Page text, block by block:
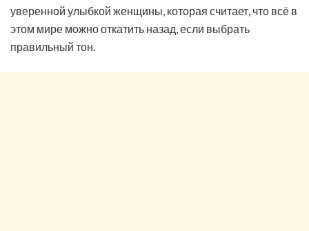
уверенной улыбкой женщины, которая считает, что всё в
этом мире можно откатить назад, если выбрать
правильный тон.